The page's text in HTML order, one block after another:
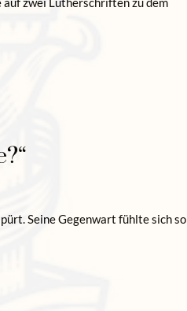
Seine Gegenwart fühlte sich so